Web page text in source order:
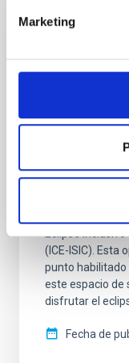
Marketing
El evento
suma a la
Dentro del
apoyo del
proyecto NATE,
del eclipse total
las personas
Eclipse
(ICE-ISIC). Esta
punto habilitado
este espacio de
disfrutar el
Fecha de